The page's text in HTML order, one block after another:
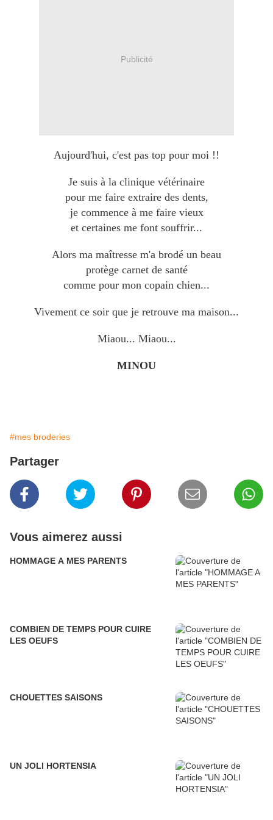
Publicité
Aujourd'hui, c'est pas top pour moi !!
Je suis à la clinique vétérinaire
pour me faire extraire des dents,
je commence à me faire vieux
et certaines me font souffrir...
Alors ma maîtresse m'a brodé un beau
protège carnet de santé
comme pour mon copain chien...
Vivement ce soir que je retrouve ma maison...
Miaou... Miaou...
MINOU
#mes broderies
Partager
Vous aimerez aussi
HOMMAGE A MES PARENTS
COMBIEN DE TEMPS POUR CUIRE
LES OEUFS
CHOUETTES SAISONS
UN JOLI HORTENSIA